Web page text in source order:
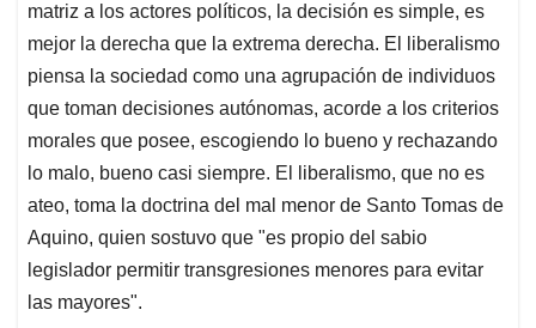
matriz a los actores políticos, la decisión es simple, es
mejor la derecha que la extrema derecha. El liberalismo
piensa la sociedad como una agrupación de individuos
que toman decisiones autónomas, acorde a los criterios
morales que posee, escogiendo lo bueno y rechazando
lo malo, bueno casi siempre. El liberalismo, que no es
ateo, toma la doctrina del mal menor de Santo Tomas de
Aquino, quien sostuvo que "es propio del sabio
legislador permitir transgresiones menores para evitar
las mayores".